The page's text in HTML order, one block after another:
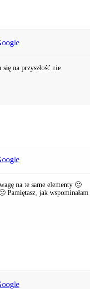
na przyszłość nie
na te same elementy 🙂
Pamiętasz, jak wspominałam